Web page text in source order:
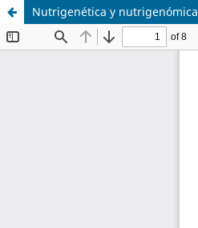
Nutrigenética y nutrigenómica